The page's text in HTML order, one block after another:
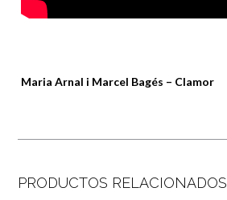
Maria Arnal i Marcel Bagés – Clamor
PRODUCTOS RELACIONADOS